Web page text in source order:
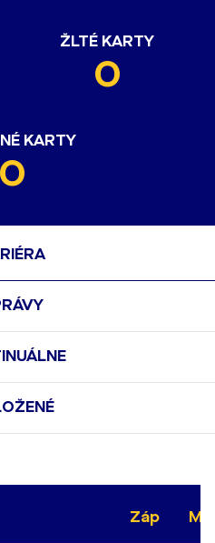
ŽLTÉ KARTY
0
KARTY
0
Záp